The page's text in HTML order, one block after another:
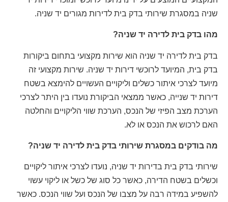
שניה במסגרת שירותי בדק בית לדירות מגורים יד שניה.
מהו בדק בית לדירה יד שניה?
בדק בית לדירה יד שניה הוא שירות מקצועי בתחום ביקורות
בדק בית, המיועד לרוכשי דירות יד שניה. שירות מקצועי זה
מיועד לצרכי איתור כשלים וליקויים העשויים להימצא בשטח
דירות יד שנייה, כאשר ממצאי הביקורת נועדו בין היתר לצרכי
הערכת מצב הפיזי של הנכס, הערכת שווי הליקויים והחלטה
האם לרכוש את הנכס או לא.
מה בודקים במסגרת שירותי בדק בית לדירה יד שניה?
שירותי בדק בית בדירות יד שניה, נועדו לצרכי איתור ליקויים
וכשלים בשטח הדירה, כאשר כל סוג של כשל או ליקוי עשוי
להשפיע במידה רבה על מצבו של הנכס ועל שווי הנכס. כאשר